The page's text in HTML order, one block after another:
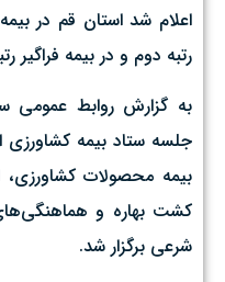
اعلام شد استان قم در
رتبه دوم و در بیمه
به گزارش روابط عمومی
جلسه ستاد بیمه
بیمه محصولات کشاورزی،
کشت بهاره و
شرعی برگزار شد.